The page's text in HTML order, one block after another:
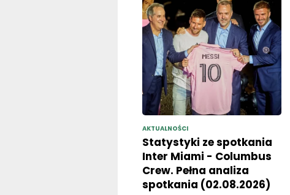
AKTUALNOŚCI
Statystyki ze spotkania
Inter Miami - Columbus
Crew. Pełna analiza
spotkania (02.08.2026)
MICHAŁ BOSAK / 2 SIERPNIA 2026,
4:27